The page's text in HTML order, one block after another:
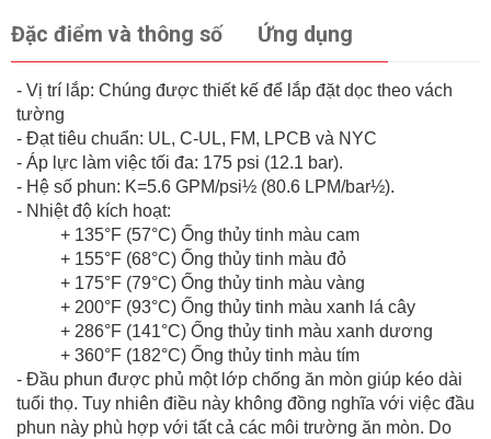
Đặc điểm và thông số Ứng dụng
- Vị trí lắp: Chúng được thiết kế để lắp đặt dọc theo vách
tường
- Đạt tiêu chuẩn: UL, C-UL, FM, LPCB và NYC
- Áp lực làm việc tối đa: 175 psi (12.1 bar).
- Hệ số phun: K=5.6 GPM/psi½ (80.6 LPM/bar½).
- Nhiệt độ kích hoạt:
+ 135°F (57°C) Ống thủy tinh màu cam
+ 155°F (68°C) Ống thủy tinh màu đỏ
+ 175°F (79°C) Ống thủy tinh màu vàng
+ 200°F (93°C) Ống thủy tinh màu xanh lá cây
+ 286°F (141°C) Ống thủy tinh màu xanh dương
+ 360°F (182°C) Ống thủy tinh màu tím
- Đầu phun được phủ một lớp chống ăn mòn giúp kéo dài
tuổi thọ. Tuy nhiên điều này không đồng nghĩa với việc đầu
phun này phù hợp với tất cả các môi trường ăn mòn. Do